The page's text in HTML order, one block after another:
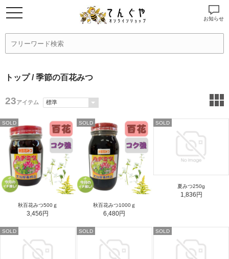
お知らせ
トップ/ 季節の百花みつ
23アイテム
SOLD
秋百花みつ500ｇ
3,456円
SOLD
秋百花みつ1000ｇ
6,480円
SOLD
夏みつ250g
1,836円
SOLD SOLD SOLD